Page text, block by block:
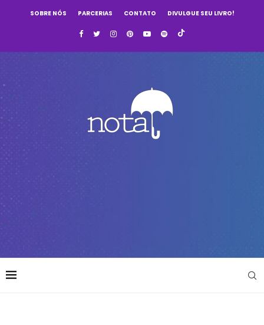
SOBRE NÓS PARCERIAS CONTATO DIVULGUE SEU LIVRO!